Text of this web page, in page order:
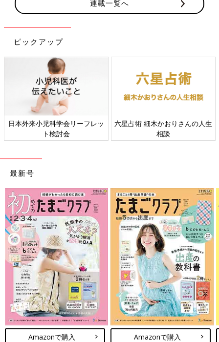
連載一覧へ
ピックアップ
日本外来小児科学会リーフレッ
ト検討会
六星占術 細木かおりさんの人生
相談
最新号
Amazonで購入 Amazonで購入